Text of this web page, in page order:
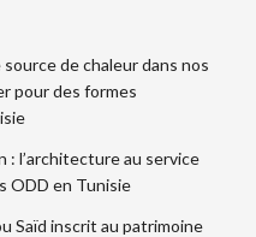
de chaleur dans nos
pour des formes
: l’architecture au service
ODD en Tunisie
Saïd inscrit au patrimoine